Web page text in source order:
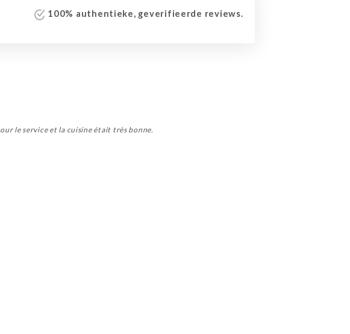
100% authentieke, geverifieerde reviews.
le service et la cuisine était très bonne.